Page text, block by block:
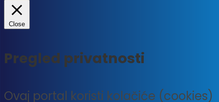
Close
Pregled privatnosti
Ovaj portal koristi kolačiće (cookies)